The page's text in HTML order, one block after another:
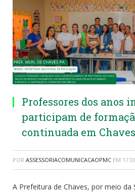
Professores dos anos
participam de
continuada em Chaves
POR ASSESSORIACOMUNICACAOPMC EM 17
A Prefeitura de Chaves, por meio da